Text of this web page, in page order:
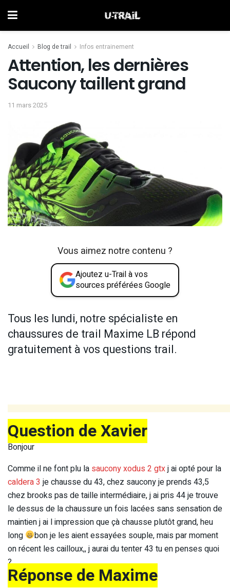
Accueil Blog de trail Infos entrainement
Attention, les dernières
Saucony taillent grand
11 mars 2025
Vous aimez notre contenu ?
Ajoutez u-Trail à vos
sources préférées Google
Tous les lundi, notre spécialiste en
chaussures de trail Maxime LB répond
gratuitement à vos questions trail.
Question de Xavier
Bonjour
Comme il ne font plu la saucony xodus 2 gtxj ai opté pour la
caldera 3 je chausse du 43, chez saucony je prends 43,5
chez brooks pas de taille intermédiaire, j ai pris 44 je trouve
le dessus de la chaussure un fois lacées sans sensation de
maintien j ai l impression que çà chausse plutôt grand, heu
long
bon je les aient essayées souple, mais par moment
on récent les cailloux,, j aurai du tenter 43 tu en penses quoi
?
Réponse de Maxime